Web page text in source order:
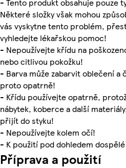
Některé složky však mohou
vás vyskytne tento problém,
vyhledejte lékařskou pomoc!
- Nepoužívejte křídu na
nebo citlivou pokožku!
- Barva může zabarvit oblečení a
proto opatrně!
- Křídu používejte opatrně,
nábytek, koberce a další
přijít do styku!
- Nepoužívejte kolem očí!
- K použití pod dohledem
Příprava a použití